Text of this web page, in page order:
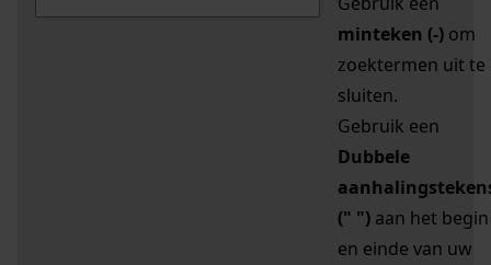
minteken (-) om
zoektermen uit te
sluiten.
Gebruik een
Dubbele
(" ") aan het begin
en einde van uw